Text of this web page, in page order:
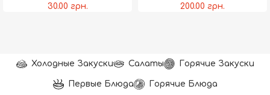
30.00 грн.
200.00 грн.
Холодные Закуски Салаты Горячие Закуски
Первые Блюда Горячие Блюда